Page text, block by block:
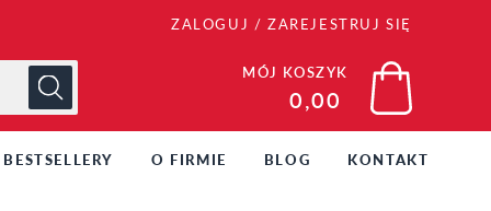
ZALOGUJ / ZAREJESTRUJ SIĘ
MÓJ KOSZYK
0,00
BESTSELLERY O FIRMIE BLOG KONTAKT